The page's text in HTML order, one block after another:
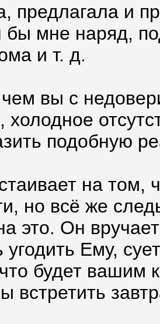
предлагала и
бы мне наряд,
и т. д.
вы с
холодное
подобную
на том,
но всё же
это. Он
угодить Ему,
будет вашим
встретить